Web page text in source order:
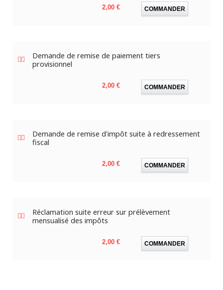
Prix
2,00 € COMMANDER
Demande de remise de paiement tiers
provisionnel
Prix
2,00 € COMMANDER
Demande de remise d'impôt suite à redressement
fiscal
Prix
2,00 € COMMANDER
Réclamation suite erreur sur prélèvement
mensualisé des impôts
Prix
2,00 € COMMANDER